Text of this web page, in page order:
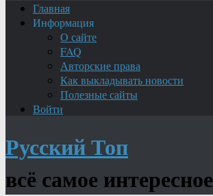
Главная
Информация
О сайте
FAQ
Авторские права
Как выкладывать новости
Полезные сайты
Войти
Русский Топ
всё самое интересное